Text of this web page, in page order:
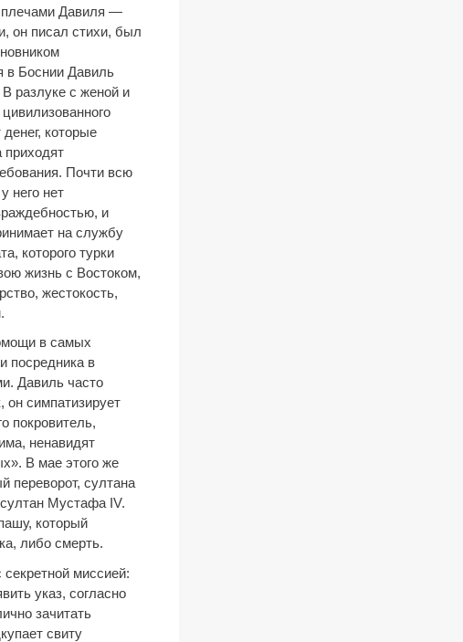
плечами Давиля —
он писал стихи, был
в Боснии Давиль
разлуке с женой и
которые
приходят
Почти всю
него нет
и
на службу
которого турки
жизнь с Востоком,
жестокость,
в самых
посредника в
Давиль часто
симпатизирует
покровитель,
ненавидят
В мае этого же
переворот, султана
Мустафа IV.
который
либо смерть.
миссией:
указ, согласно
зачитать
свиту